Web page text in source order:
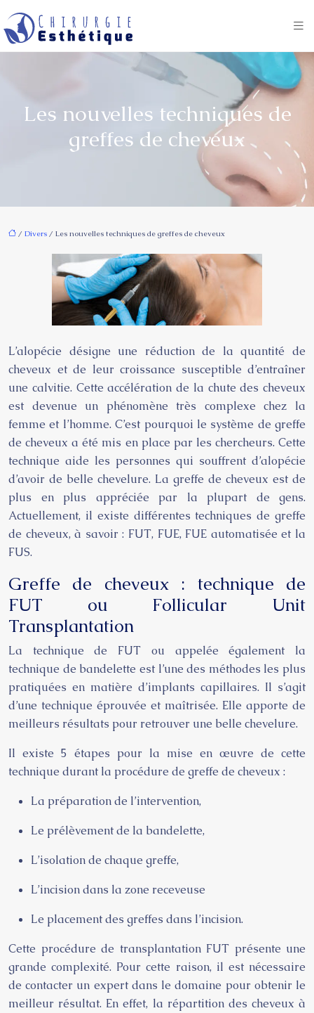
Les nouvelles techniques de
greffes de cheveux
/ Divers / Les nouvelles techniques de greffes de cheveux
L’alopécie désigne une réduction de la quantité de
cheveux et de leur croissance susceptible d’entraîner
une calvitie. Cette accélération de la chute des cheveux
est devenue un phénomène très complexe chez la
femme et l’homme. C’est pourquoi le système de greffe
de cheveux a été mis en place par les chercheurs. Cette
technique aide les personnes qui souffrent d’alopécie
d’avoir de belle chevelure. La greffe de cheveux est de
plus en plus appréciée par la plupart de gens.
Actuellement, il existe différentes techniques de greffe
de cheveux, à savoir : FUT, FUE, FUE automatisée et la
FUS.
Greffe de cheveux : technique de
FUT ou Follicular Unit
Transplantation
La technique de FUT ou appelée également la
technique de bandelette est l’une des méthodes les plus
pratiquées en matière d’implants capillaires. Il s’agit
d’une technique éprouvée et maîtrisée. Elle apporte de
meilleurs résultats pour retrouver une belle chevelure.
Il existe 5 étapes pour la mise en œuvre de cette
technique durant la procédure de greffe de cheveux :
La préparation de l’intervention,
Le prélèvement de la bandelette,
L’isolation de chaque greffe,
L’incision dans la zone receveuse
Le placement des greffes dans l’incision.
Cette procédure de transplantation FUT présente une
grande complexité. Pour cette raison, il est nécessaire
de contacter un expert dans le domaine pour obtenir le
meilleur résultat. En effet, la répartition des cheveux à